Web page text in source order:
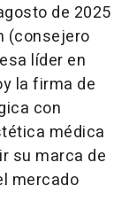
de 2025
(consejero
líder en
la firma de
con
médica
su marca de
mercado